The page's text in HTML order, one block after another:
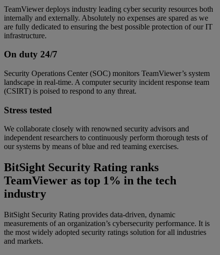
TeamViewer deploys industry leading cyber security resources both
internally and externally. Absolutely no expenses are spared as we
are fully dedicated to ensuring the best possible protection of our IT
infrastructure.
On duty 24/7
Security Operations Center (SOC) monitors TeamViewer’s system
landscape in real-time. A computer security incident response team
(CSIRT) is poised to respond to any threat.
Stress tested
We collaborate closely with renowned security advisors and
independent researchers to continuously perform thorough tests of
our systems by means of blue and red teaming exercises.
BitSight Security Rating ranks
TeamViewer as top 1% in the tech
industry
BitSight Security Rating provides data-driven, dynamic
measurements of an organization’s cybersecurity performance. It is
the most widely adopted security ratings solution for all industries
and markets.